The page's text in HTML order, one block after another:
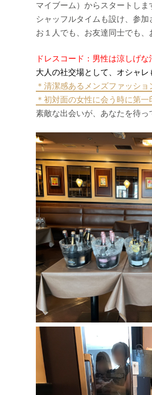
マイブーム）からスタートしま
シャッフルタイムも設け、参
お１人でも、お友達同士でも、
ドレスコード：男性は涼しげ
大人の社交場として、オシャレ
＊清潔感あるメンズファッショ
＊初対面の女性に会う時に第
素敵な出会いが、あなたを待っ